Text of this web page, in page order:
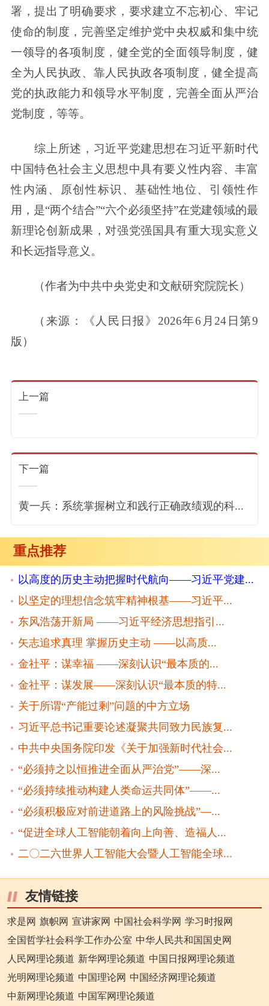
署，提出了明确要求，要求建立不忘初心、牢记
使命的制度，完善坚定维护党中央权威和集中统
一领导的各项制度，健全党的全面领导制度，健
全为人民执政、靠人民执政各项制度，健全提高
党的执政能力和领导水平制度，完善全面从严治
党制度，等等。
综上所述，习近平党建思想在习近平新时代
中国特色社会主义思想中具有要义性内容、丰富
性内涵、原创性标识、基础性地位、引领性作
用，是“两个结合”“六个必须坚持”在党建领域的最
新理论创新成果，对强党强国具有重大现实意义
和长远指导意义。
（作者为中共中央党史和文献研究院院长）
（来源：《人民日报》2026年6月24日第9
版）
上一篇
下一篇
黄一兵：系统掌握树立和践行正确政绩观的科...
重点推荐
以高度的历史主动把握时代航向——习近平党建...
以坚定的理想信念筑牢精神根基——习近平...
东风浩荡开新局 ——习近平经济思想指引...
矢志追求真理 掌握历史主动 ——以高质...
金社平：谋幸福 ——深刻认识“最本质的...
金社平：谋发展——深刻认识“最本质的特...
关于所谓“产能过剩”问题的中方立场
习近平总书记重要论述凝聚共同致力民族复...
中共中央国务院印发《关于加强新时代社会...
“必须持之以恒推进全面从严治党”——深...
“必须持续推动构建人类命运共同体”——...
“必须积极应对前进道路上的风险挑战”—...
“促进全球人工智能朝着向上向善、造福人...
二〇二六世界人工智能大会暨人工智能全球...
友情链接
求是网 旗帜网 宣讲家网 中国社会科学网 学习时报网
全国哲学社会科学工作办公室 中华人民共和国国史网
人民网理论频道 新华网理论频道 中国日报网理论频道
光明网理论频道 中国理论网 中国经济网理论频道
中新网理论频道 中国军网理论频道